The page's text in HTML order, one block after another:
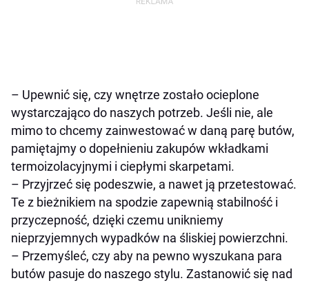
– Upewnić się, czy wnętrze zostało ocieplone
wystarczająco do naszych potrzeb. Jeśli nie, ale
mimo to chcemy zainwestować w daną parę butów,
pamiętajmy o dopełnieniu zakupów wkładkami
termoizolacyjnymi i ciepłymi skarpetami.
– Przyjrzeć się podeszwie, a nawet ją przetestować.
Te z bieżnikiem na spodzie zapewnią stabilność i
przyczepność, dzięki czemu unikniemy
nieprzyjemnych wypadków na śliskiej powierzchni.
– Przemyśleć, czy aby na pewno wyszukana para
butów pasuje do naszego stylu. Zastanowić się nad